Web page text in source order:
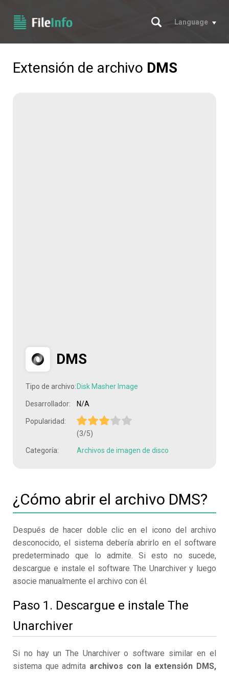
Buscar
Language
Extensión de archivo DMS
DMS
Tipo de archivo: Disk Masher Image
Desarrollador: N/A
Popularidad:
(3/5)
Categoría: Archivos de imagen de disco
¿Cómo abrir el archivo DMS?
Después de hacer doble clic en el icono del archivo
desconocido, el sistema debería abrirlo en el software
predeterminado que lo admite. Si esto no sucede,
descargue e instale el software The Unarchiver y luego
asocie manualmente el archivo con él.
Paso 1. Descargue e instale The
Unarchiver
Si no hay un The Unarchiver o software similar en el
sistema que admita archivos con la extensión DMS,